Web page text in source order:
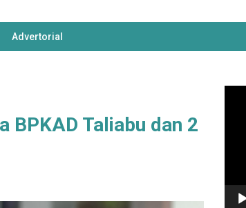
Advertorial
BPKAD Taliabu dan 2